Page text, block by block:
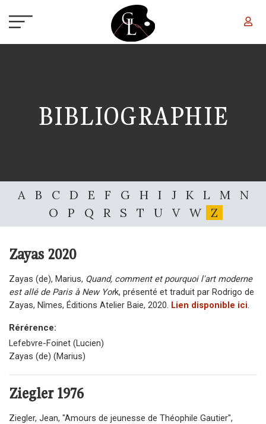
BIBLIOGRAPHIE
A B C D E F G H I J K L M
N
O
P Q R S T U V W Z
Zayas 2020
Zayas (de), Marius, Quand, comment et pourquoi l'art moderne
est allé de Paris à New York, présenté et traduit par Rodrigo de
Zayas, Nîmes, Éditions Atelier Baie, 2020. Lien disponible ici
Rérérence:
Lefebvre-Foinet (Lucien)
Zayas (de) (Marius)
Ziegler1976
Ziegler, Jean, "Amours de jeunesse de Théophile Gautier",